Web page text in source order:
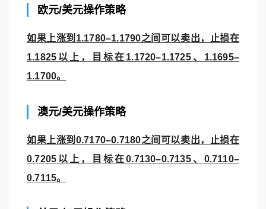
欧元/美元操作策略
如果上涨到1.1780–1.1790之间可以卖出，止损在
1.1825以上，目标在1.1720–1.1725、1.1695–
1.1700。
澳元/美元操作策略
如果上涨到0.7170–0.7180之间可以卖出，止损在
0.7205以上，目标在0.7130–0.7135、0.7110–
0.7115。